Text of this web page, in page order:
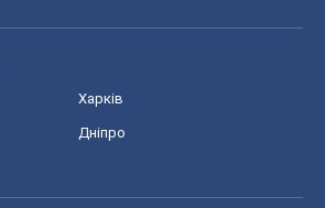
Харків
Дніпро